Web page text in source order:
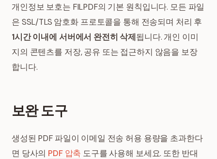
개인정보 보호는 FILPDF의 기본 원칙입니다. 모든 파일
은 SSL/TLS 암호화 프로토콜을 통해 전송되며 처리 후
1시간 이내에 서버에서 완전히 삭제됩니다. 개인 이미
지의 콘텐츠를 저장, 공유 또는 접근하지 않음을 보장
합니다.
보완 도구
생성된 PDF 파일이 이메일 전송 허용 용량을 초과한다
면 당사의 PDF 압축 도구를 사용해 보세요. 또한 반대